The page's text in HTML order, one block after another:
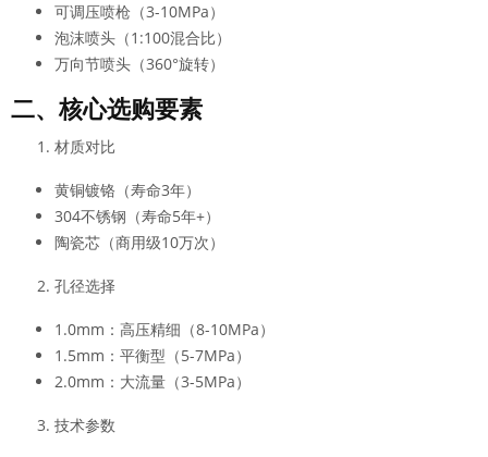
可调压喷枪（3-10MPa）
泡沫喷头（1:100混合比）
万向节喷头（360°旋转）
二、核心选购要素
材质对比
黄铜镀铬（寿命3年）
304不锈钢（寿命5年+）
陶瓷芯（商用级10万次）
孔径选择
1.0mm：高压精细（8-10MPa）
1.5mm：平衡型（5-7MPa）
2.0mm：大流量（3-5MPa）
技术参数